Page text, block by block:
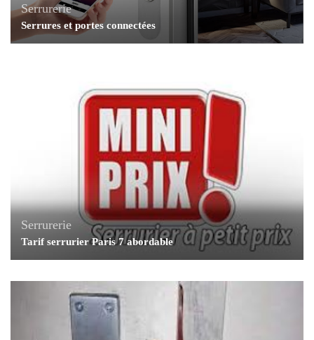
Serrurerie
Serrures et portes connectées
Serrurerie
Tarif serrurier Paris 7 abordable